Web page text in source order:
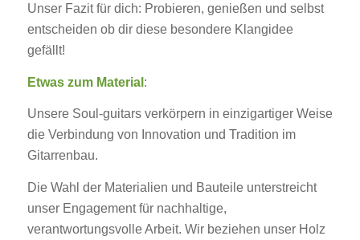
Unser Fazit für dich: Probieren, genießen und selbst
entscheiden ob dir diese besondere Klangidee
gefällt!
Etwas zum Material :
Unsere Soul-guitars verkörpern in einzigartiger Weise
die Verbindung von Innovation und Tradition im
Gitarrenbau.
Die Wahl der Materialien und Bauteile unterstreicht
unser Engagement für nachhaltige,
verantwortungsvolle Arbeit. Wir beziehen unser Holz